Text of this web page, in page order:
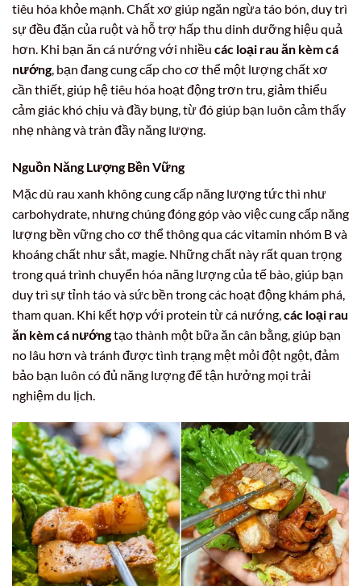
tiêu hóa khỏe mạnh. Chất xơ giúp ngăn ngừa táo bón, duy trì
sự đều đặn của ruột và hỗ trợ hấp thu dinh dưỡng hiệu quả
hơn. Khi bạn ăn cá nướng với nhiều các loại rau ăn kèm cá
nướng, bạn đang cung cấp cho cơ thể một lượng chất xơ
cần thiết, giúp hệ tiêu hóa hoạt động trơn tru, giảm thiểu
cảm giác khó chịu và đầy bụng, từ đó giúp bạn luôn cảm thấy
nhẹ nhàng và tràn đầy năng lượng.
Nguồn Năng Lượng Bền Vững
Mặc dù rau xanh không cung cấp năng lượng tức thì như
carbohydrate, nhưng chúng đóng góp vào việc cung cấp năng
lượng bền vững cho cơ thể thông qua các vitamin nhóm B và
khoáng chất như sắt, magie. Những chất này rất quan trọng
trong quá trình chuyển hóa năng lượng của tế bào, giúp bạn
duy trì sự tỉnh táo và sức bền trong các hoạt động khám phá,
tham quan. Khi kết hợp với protein từ cá nướng,các loại rau
ăn kèm cá nướngtạo thành một bữa ăn cân bằng, giúp bạn
no lâu hơn và tránh được tình trạng mệt mỏi đột ngột, đảm
bảo bạn luôn có đủ năng lượng để tận hưởng mọi trải
nghiệm du lịch.